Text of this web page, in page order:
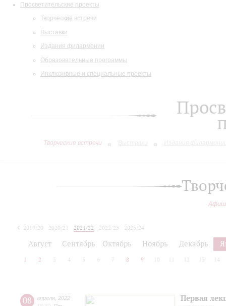
Просветительские проекты
Творческие встречи
Выставки
Издания филармонии
Образовательные программы
Инклюзивные и специальные проекты
Творческие встречи
2019/20 2020/21 2021/22 2022/23
2023/24
Август Сентябрь Октябрь Ноябрь Декабрь
1 2 3 4 5 6 7 8 9 10 12 13 14
08 апреля 2022
Первая